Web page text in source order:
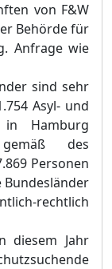
von F&W
Behörde für
Anfrage wie
sind sehr
Asyl- und
in Hamburg
des
Personen
Bundesländer
rechtlich
diesem Jahr